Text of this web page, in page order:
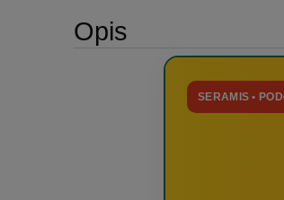
Opis
SERAMIS •